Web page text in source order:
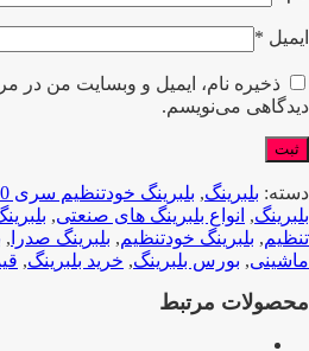
ایمیل *
ذخیره نام، ایمیل و وبسایت من در
دیدگاهی می‌نویسم.
دسته: بلبرینگ, بلبرینگ خودتنظیم سری 1200
بلبرینگ, انواع بلبرینگ های صنعتی,
تنظیم, بلبرینگ خودتنظیم, بلبرینگ صدرا ,
ماشینی, بورس بلبرینگ, خرید بلبرینگ,
محصولات مرتبط